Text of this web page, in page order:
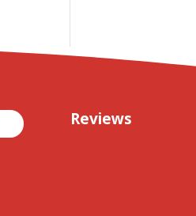
Reviews